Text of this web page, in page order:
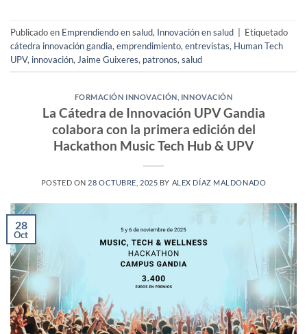
Publicado en Emprendiendo en salud, Innovación en salud
Etiquetado
cátedra innovación gandia, emprendimiento, entrevistas, Human Tech
UPV, innovación, Jaime Guixeres, patronos, salud
FORMACIÓN INNOVACIÓN INNOVACIÓN
La Cátedra de Innovación UPV Gandia
colabora con la primera edición del
Hackathon Music Tech Hub & UPV
POSTED ON 28 OCTUBRE, 2025 BY ALEX DÍAZ MALDONADO
28
Oct